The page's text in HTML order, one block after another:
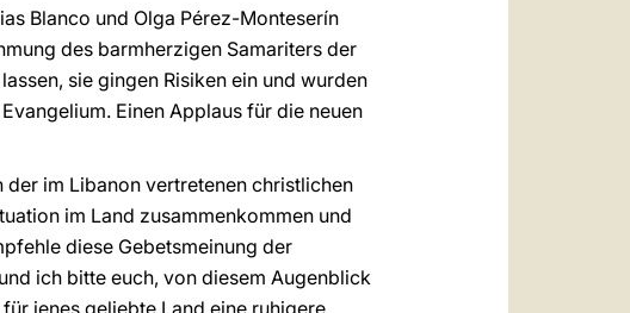
Blanco und Olga Pérez-Monteserín
des barmherzigen Samariters der
sie gingen Risiken ein und wurden
Einen Applaus für die neuen
im Libanon vertretenen christlichen
im Land zusammenkommen und
diese Gebetsmeinung der
ich bitte euch, von diesem Augenblick
jenes geliebte Land eine ruhigere